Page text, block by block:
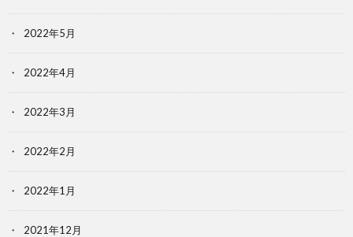
2022年5月
2022年4月
2022年3月
2022年2月
2022年1月
2021年12月